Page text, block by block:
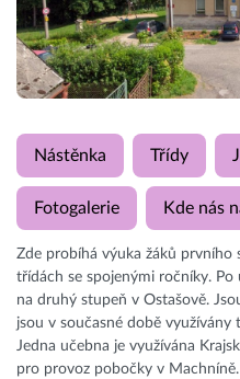
Nástěnka Třídy
Fotogalerie Kde nás
Zde probíhá výuka žáků prvního
třídách se spojenými ročníky.
na druhý stupeň v Ostašově.
jsou v současné době
Jedna učebna je využívána
pro provoz pobočky v